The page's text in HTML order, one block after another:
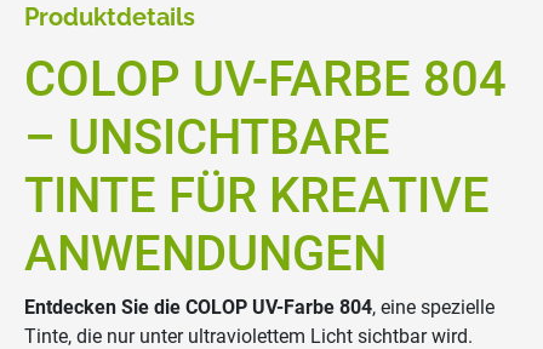
Produktdetails
COLOP UV-FARBE 804
– UNSICHTBARE
TINTE FÜR KREATIVE
ANWENDUNGEN
Entdecken Sie die COLOP UV-Farbe 804, eine spezielle
Tinte, die nur unter ultraviolettem Licht sichtbar wird.